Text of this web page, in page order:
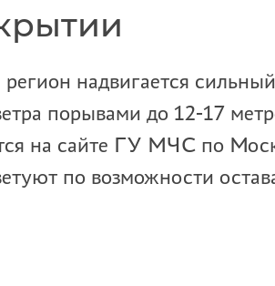
надвигается
порывами до 12-17
на сайте ГУ МЧС по
по возможности